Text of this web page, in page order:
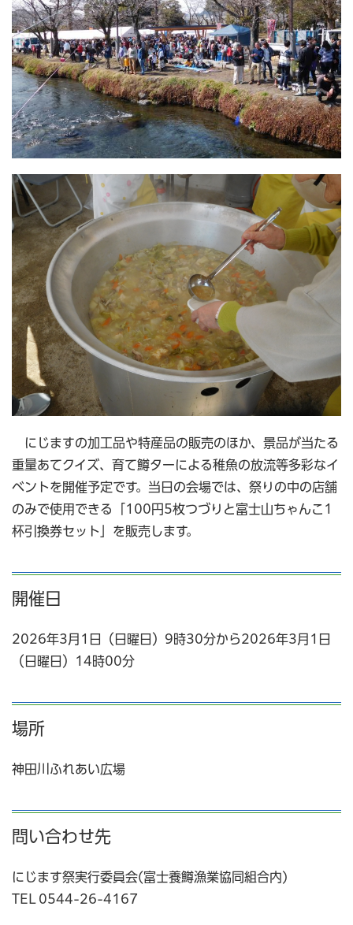
にじますの加工品や特産品の販売のほか、景品が当たる
重量あてクイズ、育て鱒ターによる稚魚の放流等多彩なイ
ベントを開催予定です。当日の会場では、祭りの中の店舗
のみで使用できる「100円5枚つづりと富士山ちゃんこ1
杯引換券セット」を販売します。
開催日
2026年3月1日（日曜日）9時30分から2026年3月1日
（日曜日）14時00分
場所
神田川ふれあい広場
問い合わせ先
にじます祭実行委員会(富士養鱒漁業協同組合内)
TEL 0544-26-4167